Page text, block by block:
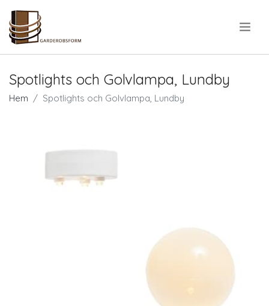
Spotlights och Golvlampa, Lundby
Hem Spotlights och Golvlampa, Lundby